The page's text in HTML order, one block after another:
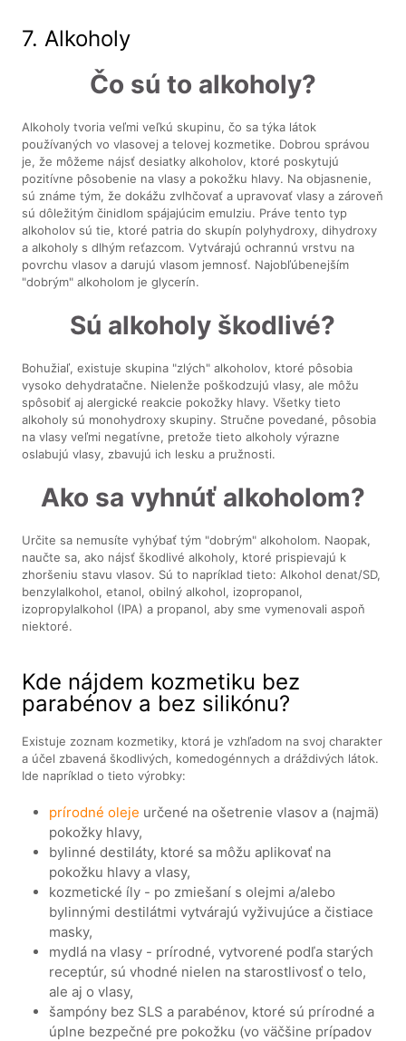
7. Alkoholy
Čo sú to alkoholy?
Alkoholy tvoria veľmi veľkú skupinu, čo sa týka látok
používaných vo vlasovej a telovej kozmetike. Dobrou správou
je, že môžeme nájsť desiatky alkoholov, ktoré poskytujú
pozitívne pôsobenie na vlasy a pokožku hlavy. Na objasnenie,
sú známe tým, že dokážu zvlhčovať a upravovať vlasy a zároveň
sú dôležitým činidlom spájajúcim emulziu. Práve tento typ
alkoholov sú tie, ktoré patria do skupín polyhydroxy, dihydroxy
a alkoholy s dlhým reťazcom. Vytvárajú ochrannú vrstvu na
povrchu vlasov a darujú vlasom jemnosť. Najobľúbenejším
"dobrým" alkoholom je glycerín.
Sú alkoholy škodlivé?
Bohužiaľ, existuje skupina "zlých" alkoholov, ktoré pôsobia
vysoko dehydratačne. Nielenže poškodzujú vlasy, ale môžu
spôsobiť aj alergické reakcie pokožky hlavy. Všetky tieto
alkoholy sú monohydroxy skupiny. Stručne povedané, pôsobia
na vlasy veľmi negatívne, pretože tieto alkoholy výrazne
oslabujú vlasy, zbavujú ich lesku a pružnosti.
Ako sa vyhnúť alkoholom?
Určite sa nemusíte vyhýbať tým "dobrým" alkoholom. Naopak,
naučte sa, ako nájsť škodlivé alkoholy, ktoré prispievajú k
zhoršeniu stavu vlasov. Sú to napríklad tieto: Alkohol denat/SD,
benzylalkohol, etanol, obilný alkohol, izopropanol,
izopropylalkohol (IPA) a propanol, aby sme vymenovali aspoň
niektoré.
Kde nájdem kozmetiku bez
parabénov a bez silikónu?
Existuje zoznam kozmetiky, ktorá je vzhľadom na svoj charakter
a účel zbavená škodlivých, komedogénnych a dráždivých látok.
Ide napríklad o tieto výrobky:
prírodné oleje určené na ošetrenie vlasov a (najmä)
pokožky hlavy,
bylinné destiláty, ktoré sa môžu aplikovať na
pokožku hlavy a vlasy,
kozmetické íly - po zmiešaní s olejmi a/alebo
bylinnými destilátmi vytvárajú vyživujúce a čistiace
masky,
mydlá na vlasy - prírodné, vytvorené podľa starých
receptúr, sú vhodné nielen na starostlivosť o telo,
ale aj o vlasy,
šampóny bez SLS a parabénov, ktoré sú prírodné a
úplne bezpečné pre pokožku (vo väčšine prípadov